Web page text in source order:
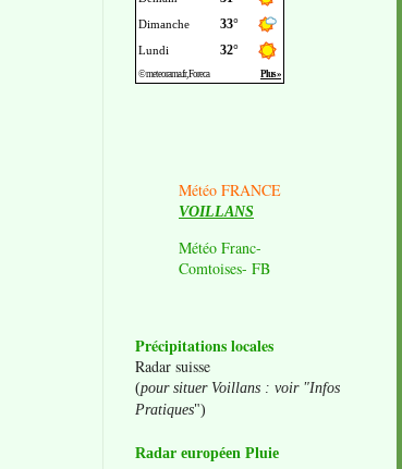
Météo FRANCE
VOILLANS
Météo Franc-
Comtoises- FB
Précipitations locales
Radar suisse
(pour situer Voillans : voir "Infos
Pratiques")
Radar européen Pluie